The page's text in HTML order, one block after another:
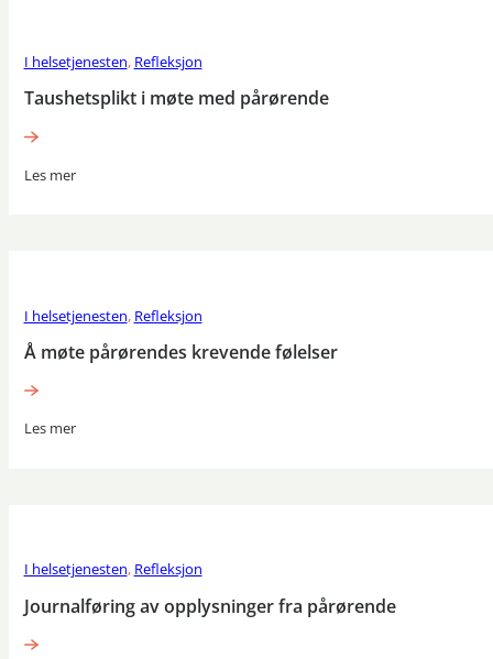
I helsetjenesten, Refleksjon
Taushetsplikt i møte med pårørende
Les mer
I helsetjenesten, Refleksjon
Å møte pårørendes krevende følelser
Les mer
I helsetjenesten, Refleksjon
Journalføring av opplysninger fra pårørende